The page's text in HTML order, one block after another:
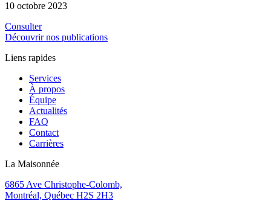
10 octobre 2023
Consulter
Découvrir nos publications
Liens rapides
Services
À propos
Équipe
Actualités
FAQ
Contact
Carrières
La Maisonnée
6865 Ave Christophe-Colomb,
Montréal, Québec H2S 2H3